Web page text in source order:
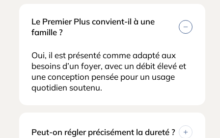
Le Premier Plus convient-il à une
famille ?
Oui, il est présenté comme adapté aux
besoins d’un foyer, avec un débit élevé et
une conception pensée pour un usage
quotidien soutenu.
Peut-on régler précisément la dureté ?